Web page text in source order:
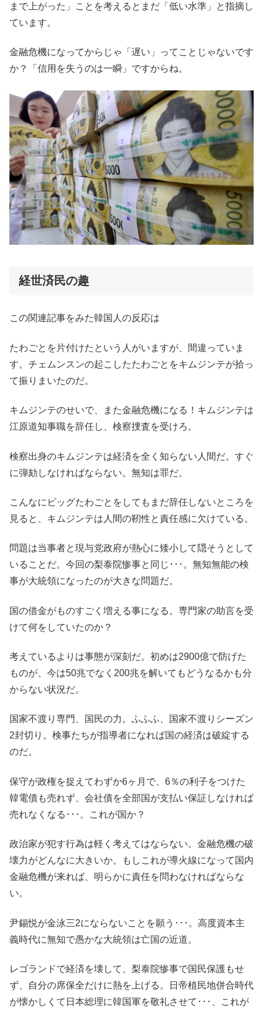
まで上がった」ことを考えるとまだ「低い水準」と指摘し
ています。
金融危機になってからじゃ「遅い」ってことじゃないです
か？「信用を失うのは一瞬」ですからね。
経世済民の趣
この関連記事をみた韓国人の反応は
たわごとを片付けたという人がいますが、間違っていま
す。チェムンスンの起こしたたわごとをキムジンテが拾っ
て振りまいたのだ。
キムジンテのせいで、また金融危機になる！キムジンテは
江原道知事職を辞任し、検察捜査を受けろ。
検察出身のキムジンテは経済を全く知らない人間だ。すぐ
に弾劾しなければならない。無知は罪だ。
こんなにビッグたわごとをしてもまだ辞任しないところを
見ると、キムジンテは人間の靭性と責任感に欠けている。
問題は当事者と現与党政府が熱心に矮小して隠そうとして
いることだ。今回の梨泰院惨事と同じ･･･。無知無能の検
事が大統領になったのが大きな問題だ。
国の借金がものすごく増える事になる。専門家の助言を受
けて何をしていたのか？
考えているよりは事態が深刻だ。初めは2900億で防げた
ものが、今は50兆でなく200兆を解いてもどうなるかも分
からない状況だ。
国家不渡り専門、国民の力。ふふふ、国家不渡りシーズン
2封切り。検事たちが指導者になれば国の経済は破綻する
のだ。
保守が政権を捉えてわずか6ヶ月で、6％の利子をつけた
韓電債も売れず、会社債を全部国が支払い保証しなければ
売れなくなる･･･。これが国か？
政治家が犯す行為は軽く考えてはならない。金融危機の破
壊力がどんなに大きいか。もしこれが導火線になって国内
金融危機が来れば、明らかに責任を問わなければならな
い。
尹錫悦が金泳三2にならないことを願う･･･。高度資本主
義時代に無知で愚かな大統領は亡国の近道。
レゴランドで経済を壊して、梨泰院惨事で国民保護もせ
ず、自分の席保全だけに熱を上げる。日帝植民地併合時代
が懐かしくて日本総理に韓国軍を敬礼させて･･･、これが